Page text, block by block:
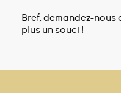
Bref, demandez-nous
plus un souci !